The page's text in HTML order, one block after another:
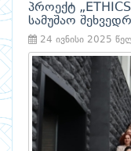
პროექტ
სამუშაო
24 ივნისი 2025